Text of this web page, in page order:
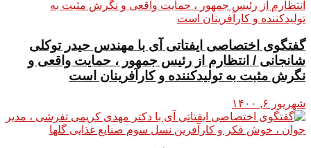
گفتگوی اختصاصی ایفتاتی آی با مهندس حیدر توکلی
شانجانی / انتظارم از رئیس جمهور ، حمایت واقعی و
نگرش مثبت به تولیدکننده و کارآفرینان است
شهریور ۶, ۱۴۰۰